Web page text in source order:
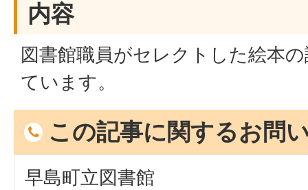
内容
図書館職員がセレクトした絵本
ています。
この記事に関するお問
早島町立図書館